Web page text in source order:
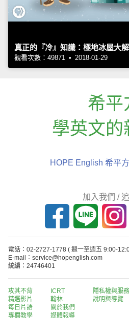
真正的『冷』知識：極地冰屋大
觀看次數：49871 • 2018-01-29
希平
學英文的
HOPE English 希平
加入我們 / 追
電話：02-2727-1778 ( 週一至週五 9:00-
E-mail：service@hopenglish.com
統編：24746401
攻其不背
精選影片
每日片語
專欄教學
ICRT
翰林
關於我們
媒體報導
隱私權與服
說明與導覽